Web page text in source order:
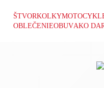
ŠTVORKOLKY
OBLEČENIEOBUVAKO